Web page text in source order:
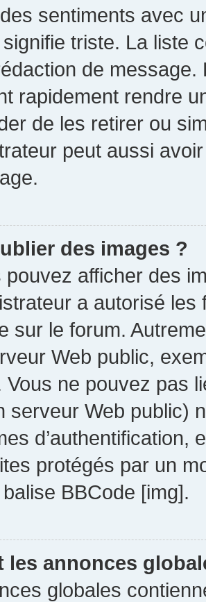
sentiments avec
triste. La liste
de
rapidement rendre
de les retirer ou
peut aussi
des images ?
pouvez afficher des
a autorisé
sur le forum.
Web public,
Vous ne pouvez pas
serveur Web public)
d’authentification,
protégés par un
BBCode [img].
les annonces
globales